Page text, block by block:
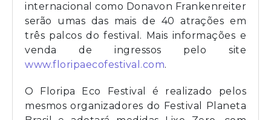
internacional como Donavon Frankenreiter
serão umas das mais de 40 atrações em
três palcos do festival. Mais informações e
venda de ingressos pelo site
www.floripaecofestival.com.
O Floripa Eco Festival é realizado pelos
mesmos organizadores do Festival Planeta